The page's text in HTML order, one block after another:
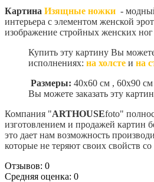
Картина Изящные ножки -
интерьера с элементом женской
изображение стройных женских
Купить эту картину Вы
исполнениях: на холсте и на
Размеры: 40х60 см , 60х90
Вы можете заказать эту
Компания "ARTHOUSEfoto"
изготовлением и продажей картин
это дает нам возможность
которые не теряют своих свойств
Отзывов: 0
Средняя оценка: 0